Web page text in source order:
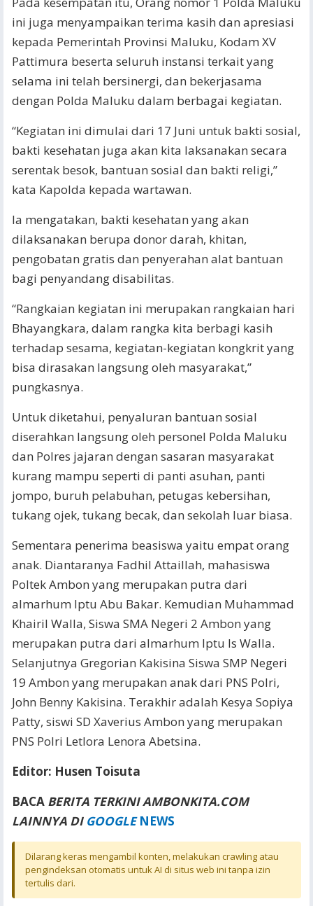
ini juga menyampaikan terima kasih dan apresiasi
kepada Pemerintah Provinsi Maluku, Kodam XV
Pattimura beserta seluruh instansi terkait yang
selama ini telah bersinergi, dan bekerjasama
dengan Polda Maluku dalam berbagai kegiatan.
“Kegiatan ini dimulai dari 17 Juni untuk bakti sosial,
bakti kesehatan juga akan kita laksanakan secara
serentak besok, bantuan sosial dan bakti religi,”
kata Kapolda kepada wartawan.
Ia mengatakan, bakti kesehatan yang akan
dilaksanakan berupa donor darah, khitan,
pengobatan gratis dan penyerahan alat bantuan
bagi penyandang disabilitas.
“Rangkaian kegiatan ini merupakan rangkaian hari
Bhayangkara, dalam rangka kita berbagi kasih
terhadap sesama, kegiatan-kegiatan kongkrit yang
bisa dirasakan langsung oleh masyarakat,”
pungkasnya.
Untuk diketahui, penyaluran bantuan sosial
diserahkan langsung oleh personel Polda Maluku
dan Polres jajaran dengan sasaran masyarakat
kurang mampu seperti di panti asuhan, panti
jompo, buruh pelabuhan, petugas kebersihan,
tukang ojek, tukang becak, dan sekolah luar biasa.
Sementara penerima beasiswa yaitu empat orang
anak. Diantaranya Fadhil Attaillah, mahasiswa
Poltek Ambon yang merupakan putra dari
almarhum Iptu Abu Bakar. Kemudian Muhammad
Khairil Walla, Siswa SMA Negeri 2 Ambon yang
merupakan putra dari almarhum Iptu Is Walla.
Selanjutnya Gregorian Kakisina Siswa SMP Negeri
19 Ambon yang merupakan anak dari PNS Polri,
John Benny Kakisina. Terakhir adalah Kesya Sopiya
Patty, siswi SD Xaverius Ambon yang merupakan
PNS Polri Letlora Lenora Abetsina.
Editor: Husen Toisuta
BACA BERITA TERKINI AMBONKITA.COM
LAINNYA DI GOOGLE NEWS
Dilarang keras mengambil konten, melakukan crawling atau
pengindeksan otomatis untuk AI di situs web ini tanpa izin
tertulis dari.